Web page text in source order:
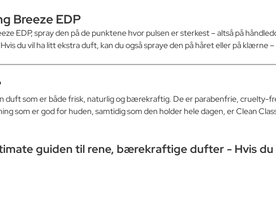
Breeze EDP
EDP, spray den på de punktene hvor pulsen er sterkest – altså på
du vil ha litt ekstra duft, kan du også spraye den på håret eller på klærne
duft som er både frisk, naturlig og bærekraftig. De er parabenfrie, cruelty-
som er god for huden, samtidig som den holder hele dagen, er Clean
guiden til rene, bærekraftige dufter - Hvis